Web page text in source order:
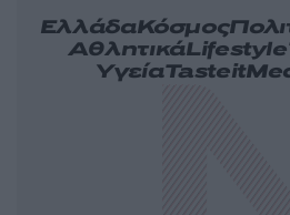
ΕλλάδαΚόσμος
ΑθλητικάLifestyle
ΥγείαTasteit